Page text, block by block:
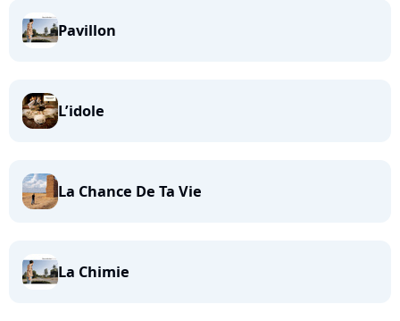
Pavillon
L’idole
La Chance De Ta Vie
La Chimie